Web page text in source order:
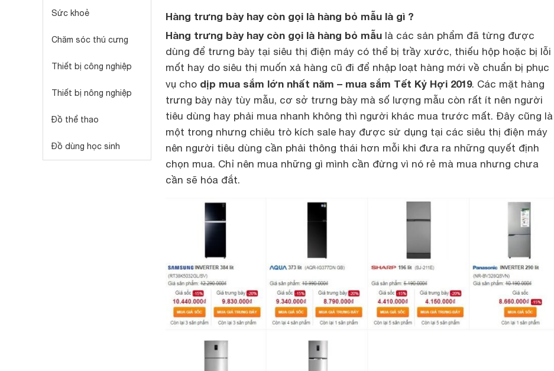
Sức khoẻ
Chăm sóc thú cưng
Thiết bị công nghiệp
Thiết bị nông nghiệp
Đồ thể thao
Đồ dùng học sinh
Hàng trưng bày hay còn gọi là hàng bỏ mẫu là gì ?
Hàng trưng bày hay còn gọi là hàng bỏ mẫu là các sản phẩm đã từng được
dùng để trưng bày tại siêu thị điện máy có thể bị trầy xước, thiếu hộp hoặc bị lỗi
mốt hay do siêu thị muốn xả hàng cũ đi để nhập loạt hàng mới về chuẩn bị phục
vụ cho dịp mua sắm lớn nhất năm – mua sắm Tết Kỷ Hợi 2019. Các mặt hàng
trưng bày này tùy mẫu, cơ sở trưng bày mà số lượng mẫu còn rất ít nên người
tiêu dùng hay phải mua nhanh không thì người khác mua trước mất. Đây cũng là
một trong nhưng chiêu trò kích sale hay được sử dụng tại các siêu thị điện máy
nên người tiêu dùng cần phải thông thái hơn mỗi khi đưa ra những quyết định
chọn mua. Chỉ nên mua những gì mình cần đừng vì nó rẻ mà mua nhưng chưa
cần sẽ hóa đắt.